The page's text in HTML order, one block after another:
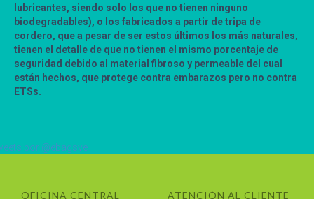
lubricantes, siendo solo los que no tienen ninguno
biodegradables), o los fabricados a partir de tripa de
cordero, que a pesar de ser estos últimos los más naturales,
tienen el detalle de que no tienen el mismo porcentaje de
seguridad debido al material fibroso y permeable del cual
están hechos, que protege contra embarazos pero no contra
ETSs.
por @ebagsve
OFICINA CENTRAL
ATENCIÓN AL CLIENTE